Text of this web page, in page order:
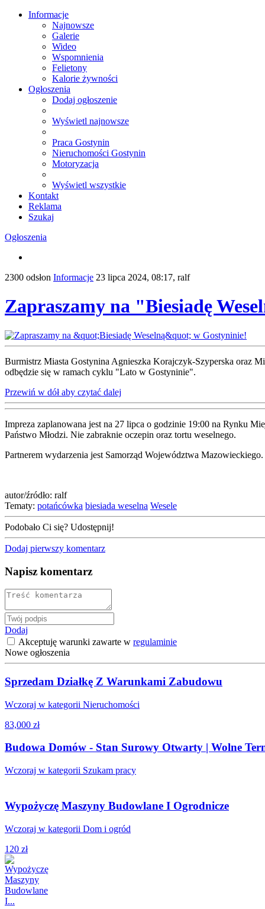
Informacje
Najnowsze
Galerie
Wideo
Wspomnienia
Felietony
Kalorie żywności
Ogłoszenia
Dodaj ogłoszenie
Wyświetl najnowsze
Praca Gostynin
Nieruchomości Gostynin
Motoryzacja
Wyświetl wszystkie
Kontakt
Reklama
Szukaj
Ogłoszenia
2300 odsłon Informacje 23 lipca 2024, 08:17, ralf
Zapraszamy na "Biesiadę
Burmistrz Miasta Gostynina Agnieszka Korajczyk-Szyperska oraz
odbędzie się w ramach cyklu "Lato w Gostyninie".
Przewiń w dół aby czytać dalej
Impreza zaplanowana jest na 27 lipca o godzinie 19:00 na Rynku
Państwo Młodzi. Nie zabraknie oczepin oraz tortu weselnego.
Partnerem wydarzenia jest Samorząd Województwa Mazowieckiego.
autor/źródło: ralf
Tematy: potańcówka biesiada weselna Wesele
Podobało Ci się? Udostępnij!
Dodaj pierwszy komentarz
Napisz komentarz
Dodaj
Akceptuję warunki zawarte w regulaminie
Nowe ogłoszenia
Sprzedam Działkę Z Warunkami Zabudowu
Wczoraj w kategorii Nieruchomości
83,000 zł
Budowa Domów - Stan Surowy Otwarty | Wolne
Wczoraj w kategorii Szukam pracy
Wypożyczę Maszyny Budowlane I Ogrodnicze
Wczoraj w kategorii Dom i ogród
120 zł